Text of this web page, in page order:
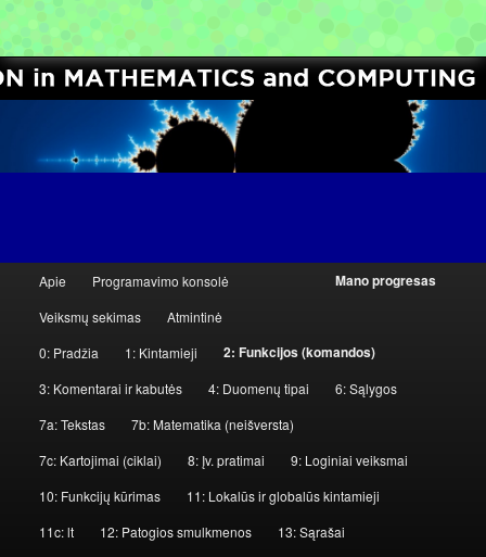
[Learn Python the Easy Way]
Eiti
pagrindinį
turinį
Eiti
antrinio
turinio
Mano progresas
Apie
Programavimo konsolė
Veiksmų sekimas
Atmintinė
0: Pradžia
1: Kintamieji 2: Funkcijos (komandos)
3: Komentarai ir kabutės 4: Duomenų tipai
6: Sąlygos
7a: Tekstas
7b: Matematika (neišversta)
7c: Kartojimai (ciklai)
8: Įv. pratimai
9: Loginiai veiksmai
10: Funkcijų kūrimas
11: Lokalūs ir globalūs kintamieji
11c: lt
12: Patogios smulkmenos
13: Sąrašai
Computer Science Circles